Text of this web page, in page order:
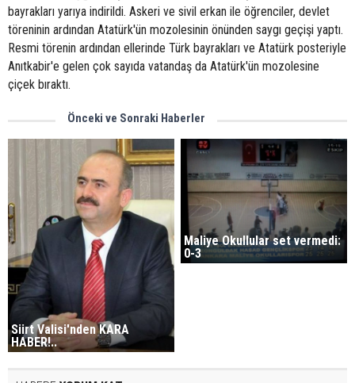
bayrakları yarıya indirildi. Askeri ve sivil erkan ile öğrenciler, devlet
töreninin ardından Atatürk'ün mozolesinin önünden saygı geçişi yaptı.
Resmi törenin ardından ellerinde Türk bayrakları ve Atatürk posteriyle
Anıtkabir'e gelen çok sayıda vatandaş da Atatürk'ün mozolesine
çiçek bıraktı.
Önceki ve Sonraki Haberler
Siirt Valisi'nden KARA
HABER!..
Maliye Okullular set vermedi:
0-3